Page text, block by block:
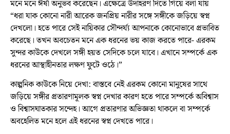
মনে মনে ঈর্ষা অনুভব করেছেন। এক্ষেত্রে উদাহরণ দিতে গিয়ে বলা যায়
“ধরা যাক কোনো নারী আরেক জনপ্রিয় নারীর সঙ্গে সঙ্গীকে জড়িয়ে স্বপ্ন
দেখলো। হতে পারে সেই নায়িকার সৌন্দর্য্য আপনাকে কোনোভাবে প্রভাবিত
করেছে। তখন অবচেতন মনে এক ধরনের ভয় কাজ করতে পারে- এরকম
সুন্দর কাউকে দেখলে সঙ্গী হয়ত সেদিকে চলে যাবে। এখানে সম্পর্কে এক
ধরনের আস্থাহীনতার লক্ষণ ফুটে ওঠে।”
কাল্পনিক কাউকে নিয়ে দেখা: বাস্তবে নেই এরকম কোনো মানুষের সাথে
জড়িয়ে সঙ্গীর প্রতারণামূলক স্বপ্ন দেখার কারণ হতে পারে সম্পর্কে অবিশ্বাস
ও বিশ্বাসঘাতকার সন্দেহ। আগে প্রতারণার অভিজ্ঞতা থাকলে বা সম্পর্কে
অবহেলিত মনে হলে এই ধরনের স্বপ্ন দেখতে পারে।